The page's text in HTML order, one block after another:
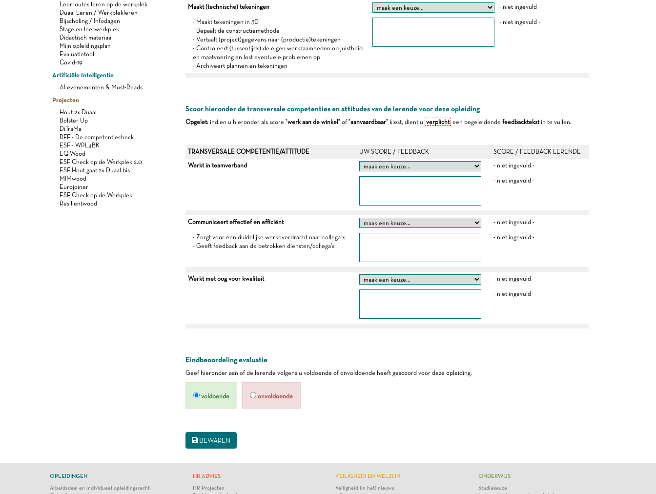
Leerroutes leren op de werkplek
Duaal Leren / Werkplekleren
Bijscholing / Infodagen
Stage en leerwerkplek
Didactisch materiaal
Mijn opleidingsplan
Evaluatietool
Covid-19
Artificiële Intelligentie
AI evenementen & Must-Reads
Projecten
Hout 2x Duaal
Bolster Up
DiTraMa
RFF - De competentiecheck
ESF - WPL4BK
EQ-Wood
ESF Check op de Werkplek 2.0
ESF Hout gaat 2x Duaal bis
MIMwood
Eurojoiner
ESF Check op de Werkplek
Resilientwood
Maakt (technische) tekeningen
- niet ingevuld -
- Maakt tekeningen in 3D
- Bepaalt de constructiemethode
- Vertaalt (project)gegevens naar (productie)tekeningen
- Controleert (tussentijds) de eigen werkzaamheden op juistheid
en maatvoering en lost eventuele problemen op
- Archiveert plannen en tekeningen
- niet ingevuld -
Scoor hieronder de transversale competenties en attitudes van de lerende voor deze opleiding
Opgelet: indien u hieronder als score "werk aan de winkel " of "aanvaardbaar" kiest, dient u verplichteen begeleidende feedbacktekstin te vullen.
TRANSVERSALE COMPETENTIE/ATTITUDE UW SCORE / FEEDBACK
SCORE / FEEDBACK LERENDE
Werkt in teamverband
- niet ingevuld -
- niet ingevuld -
Communiceert effectief en efficiënt - niet ingevuld -
- Zorgt voor een duidelijke werkoverdracht naar collega’s
- Geeft feedback aan de betrokken diensten/collega's
- niet ingevuld -
Werkt met oog voor kwaliteit - niet ingevuld -
- niet ingevuld -
Eindbeoordeling evaluatie
Geef hieronder aan of de lerende volgens u voldoende of onvoldoende heeft gescoord voor deze opleiding.
voldoende onvoldoende
BEWAREN
OPLEIDINGEN
Arbeidsdeal en individueel opleidingsrecht
HR ADVIES
HR Projecten
VEILIGHEID EN WELZIJN
Veiligheid (in het) nieuws
ONDERWIJS
Studiekeuze